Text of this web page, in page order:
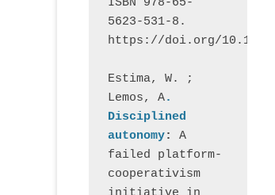
ISBN 978-65-
5623-531-8.
https://doi.org/
Estima, W. ;
Lemos, A.
Disciplined
autonomy: A
failed platform-
cooperativism